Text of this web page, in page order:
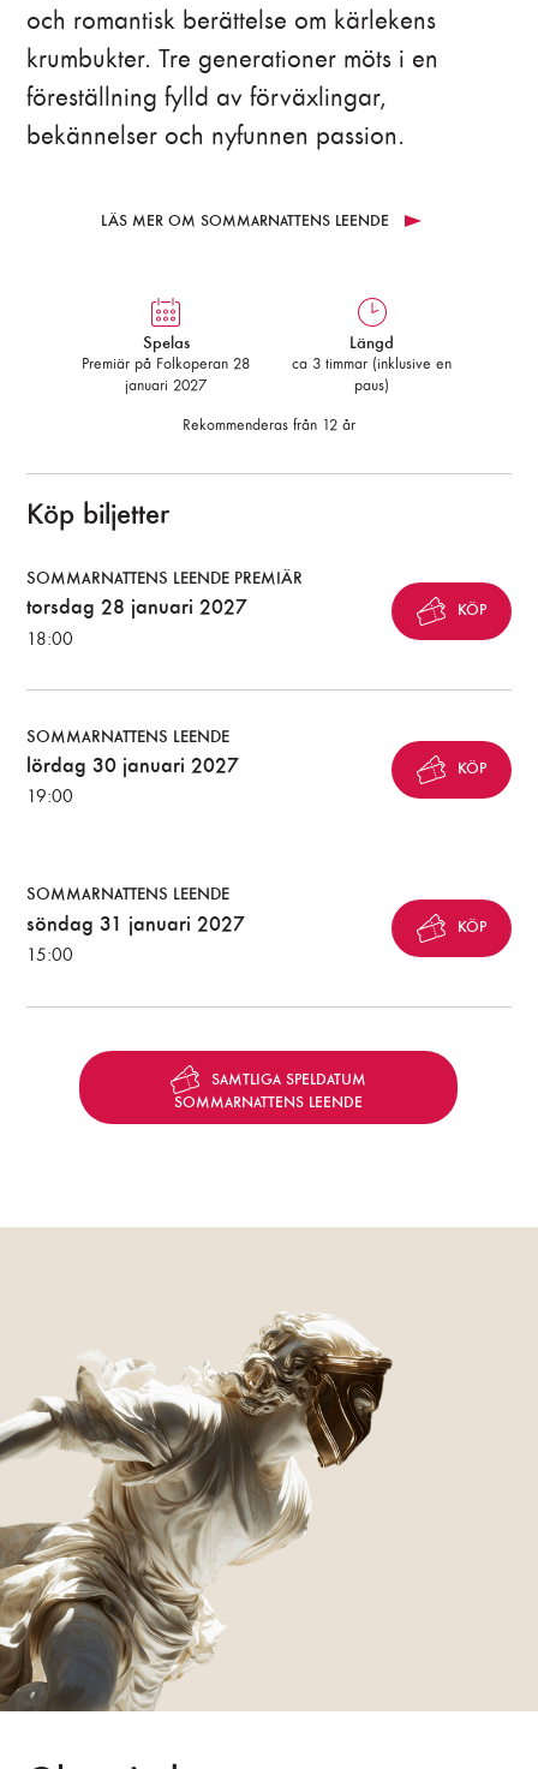
och romantisk berättelse om kärlekens
krumbukter. Tre generationer möts i en
föreställning fylld av förväxlingar,
bekännelser och nyfunnen passion.
LÄS MER OM SOMMARNATTENS LEENDE
Spelas
Premiär på Folkoperan 28
januari 2027
Längd
ca 3 timmar (inklusive en
paus)
Rekommenderas från 12 år
Köp biljetter
SOMMARNATTENS LEENDE PREMIÄR
torsdag 28 januari 2027
18:00
KÖP
SOMMARNATTENS LEENDE
lördag 30 januari 2027
19:00
KÖP
SOMMARNATTENS LEENDE
söndag 31 januari 2027
15:00
KÖP
SAMTLIGA SPELDATUM
SOMMARNATTENS LEENDE